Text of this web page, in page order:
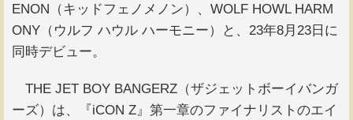
ENON（キッドフェノメノン）、WOLF HOWL HARM
ONY（ウルフ ハウル ハーモニー）と、23年8月23日に
同時デビュー。
THE JET BOY BANGERZ（ザジェットボーイバンガ
ーズ）は、『iCON Z』第一章のファイナリストのエイ